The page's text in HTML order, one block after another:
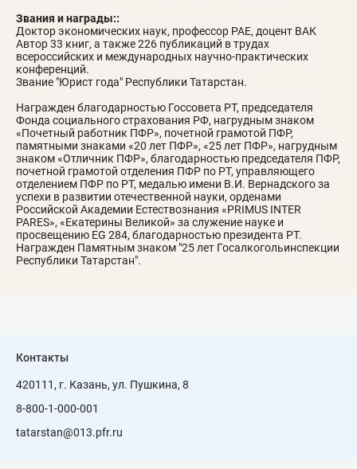
Звания и награды::
Доктор экономических наук, профессор РАЕ, доцент ВАК
Автор 33 книг, а также 226 публикаций в трудах
всероссийских и международных научно-практических
конференций.
Звание "Юрист года" Республики Татарстан.
Награжден благодарностью Госсовета РТ, председателя
Фонда социального страхования РФ, нагрудным знаком
«Почетный работник ПФР», почетной грамотой ПФР,
памятными знаками «20 лет ПФР», «25 лет ПФР», нагрудным
знаком «Отличник ПФР», благодарностью председателя ПФР,
почетной грамотой отделения ПФР по РТ, управляющего
отделением ПФР по РТ, медалью имени В.И. Вернадского за
успехи в развитии отечественной науки, орденами
Российской Академии Естествознания «PRIMUS INTER
PARES», «Екатерины Великой» за служение науке и
просвещению EG 284, благодарностью президента РТ.
Награжден Памятным знаком "25 лет Госалкогольинспекции
Республики Татарстан".
Контакты
420111, г. Казань, ул. Пушкина, 8
8-800-1-000-001
tatarstan@013.pfr.ru